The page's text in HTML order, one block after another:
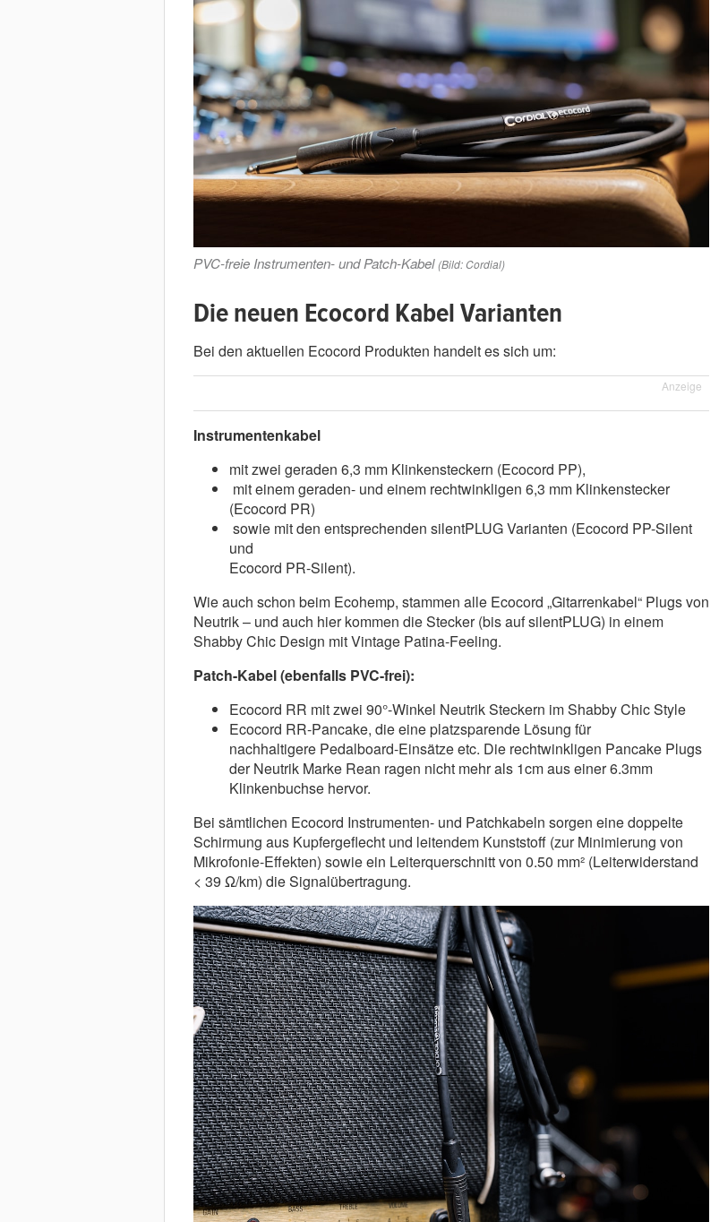
PVC-freie Instrumenten- und Patch-Kabel (Bild: Cordial)
Die neuen Ecocord Kabel Varianten
Bei den aktuellen Ecocord Produkten handelt es sich um:
Anzeige
Instrumentenkabel
mit zwei geraden 6,3 mm Klinkensteckern (Ecocord PP),
mit einem geraden- und einem rechtwinkligen 6,3 mm Klinkenstecker
(Ecocord PR)
sowie mit den entsprechenden silentPLUG Varianten (Ecocord PP-Silent
und
Ecocord PR-Silent).
Wie auch schon beim Ecohemp, stammen alle Ecocord „Gitarrenkabel“ Plugs von
Neutrik – und auch hier kommen die Stecker (bis auf silentPLUG) in einem
Shabby Chic Design mit Vintage Patina-Feeling.
Patch-Kabel (ebenfalls PVC-frei):
Ecocord RR mit zwei 90°-Winkel Neutrik Steckern im Shabby Chic Style
Ecocord RR-Pancake, die eine platzsparende Lösung für
nachhaltigere Pedalboard-Einsätze etc. Die rechtwinkligen Pancake Plugs
der Neutrik Marke Rean ragen nicht mehr als 1cm aus einer 6.3mm
Klinkenbuchse hervor.
Bei sämtlichen Ecocord Instrumenten- und Patchkabeln sorgen eine doppelte
Schirmung aus Kupfergeflecht und leitendem Kunststoff (zur Minimierung von
Mikrofonie-Effekten) sowie ein Leiterquerschnitt von 0.50 mm² (Leiterwiderstand
< 39 Ω/km) die Signalübertragung.